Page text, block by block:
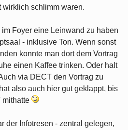
wirklich schlimm waren.
Foyer eine Leinwand zu haben
- inklusive Ton. Wenn sonst
konnte man dort dem Vortrag
einen Kaffee trinken. Oder halt
via DECT den Vortrag zu
also auch hier gut geklappt, bis
mithatte
der Infotresen - zentral gelegen,